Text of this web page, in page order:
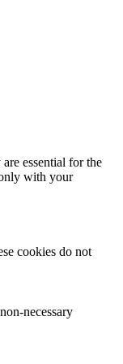
essential for the
with your
cookies do not
necessary